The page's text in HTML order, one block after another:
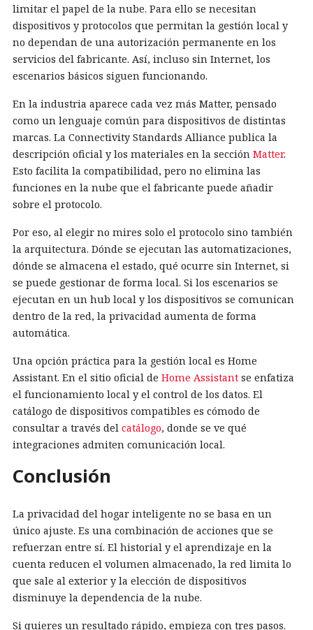
limitar el papel de la nube. Para ello se necesitan
dispositivos y protocolos que permitan la gestión local y
no dependan de una autorización permanente en los
servicios del fabricante. Así, incluso sin Internet, los
escenarios básicos siguen funcionando.
En la industria aparece cada vez más Matter, pensado
como un lenguaje común para dispositivos de distintas
marcas. La Connectivity Standards Alliance publica la
descripción oficial y los materiales en la sección Matter.
Esto facilita la compatibilidad, pero no elimina las
funciones en la nube que el fabricante puede añadir
sobre el protocolo.
Por eso, al elegir no mires solo el protocolo sino también
la arquitectura. Dónde se ejecutan las automatizaciones,
dónde se almacena el estado, qué ocurre sin Internet, si
se puede gestionar de forma local. Si los escenarios se
ejecutan en un hub local y los dispositivos se comunican
dentro de la red, la privacidad aumenta de forma
automática.
Una opción práctica para la gestión local es Home
Assistant. En el sitio oficial de Home Assistant se enfatiza
el funcionamiento local y el control de los datos. El
catálogo de dispositivos compatibles es cómodo de
consultar a través del catálogo, donde se ve qué
integraciones admiten comunicación local.
Conclusión
La privacidad del hogar inteligente no se basa en un
único ajuste. Es una combinación de acciones que se
refuerzan entre sí. El historial y el aprendizaje en la
cuenta reducen el volumen almacenado, la red limita lo
que sale al exterior y la elección de dispositivos
disminuye la dependencia de la nube.
Si quieres un resultado rápido, empieza con tres pasos.